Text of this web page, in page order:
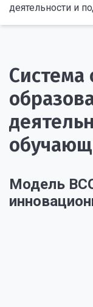
деятельности и
Система
Модель